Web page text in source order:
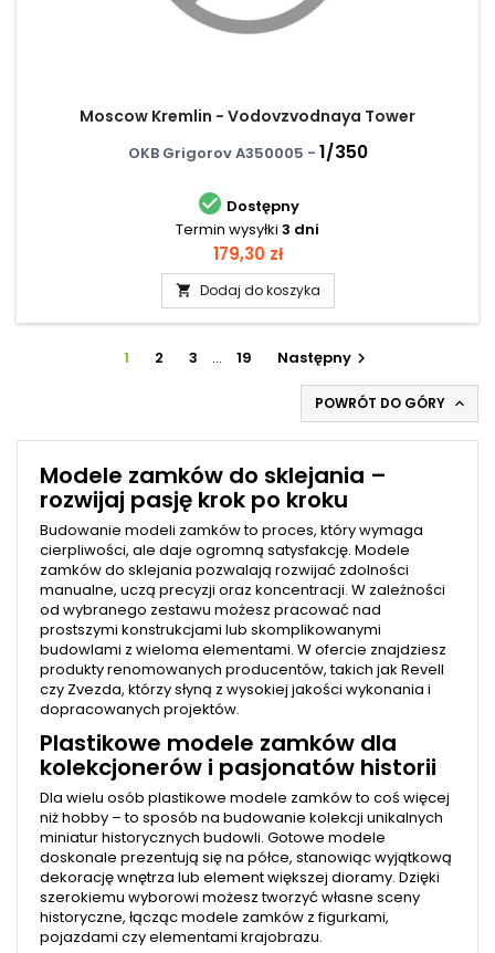
Moscow Kremlin - Vodovzvodnaya Tower
OKB Grigorov A350005 - 1/350
 Dostępny
Termin wysyłki 3 dni
Cena
179,30 zł
 Dodaj do koszyka
1 2 3 … 19 Następny 
POWRÓT DO GÓRY 
Modele zamków do sklejania –
rozwijaj pasję krok po kroku
Budowanie modeli zamków to proces, który wymaga
cierpliwości, ale daje ogromną satysfakcję. Modele
zamków do sklejania pozwalają rozwijać zdolności
manualne, uczą precyzji oraz koncentracji. W zależności
od wybranego zestawu możesz pracować nad
prostszymi konstrukcjami lub skomplikowanymi
budowlami z wieloma elementami. W ofercie znajdziesz
produkty renomowanych producentów, takich jak Revell
czy Zvezda, którzy słyną z wysokiej jakości wykonania i
dopracowanych projektów.
Plastikowe modele zamków dla
kolekcjonerów i pasjonatów historii
Dla wielu osób plastikowe modele zamków to coś więcej
niż hobby – to sposób na budowanie kolekcji unikalnych
miniatur historycznych budowli. Gotowe modele
doskonale prezentują się na półce, stanowiąc wyjątkową
dekorację wnętrza lub element większej dioramy. Dzięki
szerokiemu wyborowi możesz tworzyć własne sceny
historyczne, łącząc modele zamków z figurkami,
pojazdami czy elementami krajobrazu.